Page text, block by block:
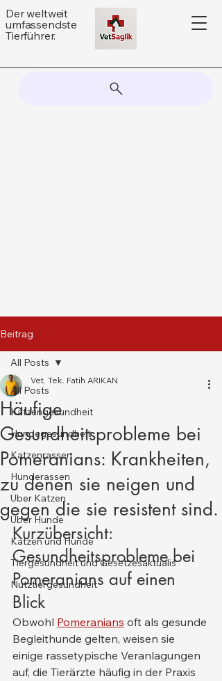
Der weltweit
umfassendste
Tierführer.
Beitrag
All Posts
Katzengesundheit
Hundegesundheit
Katzenrassen
Hunderassen
Über Katzen
Über Hunde
Katzen und Hunde
Tiergesundheit und Gesetzesaktualis
Nutztiergesundheit
All Posts
Häufige
Gesundheitsprobleme bei
Pomeranians: Krankheiten,
zu denen sie neigen und
gegen die sie resistent sind.
Vet. Tek. Fatih ARIKAN
Kurzübersicht:
Gesundheitsprobleme bei
Pomeranians auf einen
Blick
Obwohl Pomeranians oft als gesunde
Begleithunde gelten, weisen sie
einige rassetypische Veranlagungen
auf, die Tierärzte häufig in der Praxis